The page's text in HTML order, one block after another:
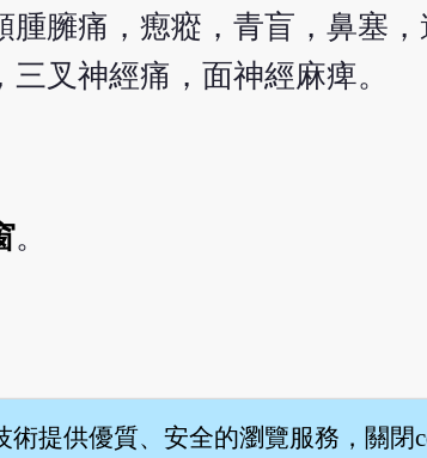
臃痛，瘛瘲，青盲，鼻塞，
叉神經痛，面神經麻痺。
。
術提供優質、安全的瀏覽服務，關閉